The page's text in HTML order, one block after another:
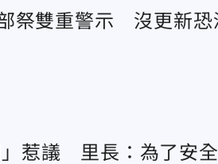
祭雙重警示 沒更新恐
」惹議 里長：為了安全